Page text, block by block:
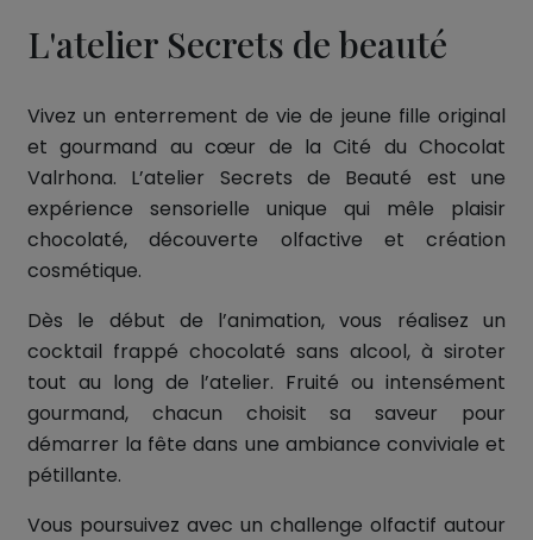
L'atelier Secrets de beauté
Vivez un enterrement de vie de jeune fille original
et gourmand au cœur de la Cité du Chocolat
Valrhona. L’atelier Secrets de Beauté est une
expérience sensorielle unique qui mêle plaisir
chocolaté, découverte olfactive et création
cosmétique.
Dès le début de l’animation, vous réalisez un
cocktail frappé chocolaté sans alcool, à siroter
tout au long de l’atelier. Fruité ou intensément
gourmand, chacun choisit sa saveur pour
démarrer la fête dans une ambiance conviviale et
pétillante.
Vous poursuivez avec un challenge olfactif autour